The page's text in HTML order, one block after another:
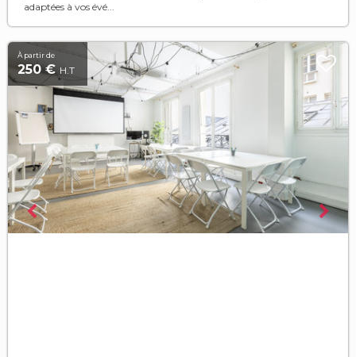
adaptées à vos évé...
À partir de
250 € H.T